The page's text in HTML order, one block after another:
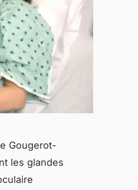
Gougerot-
les glandes